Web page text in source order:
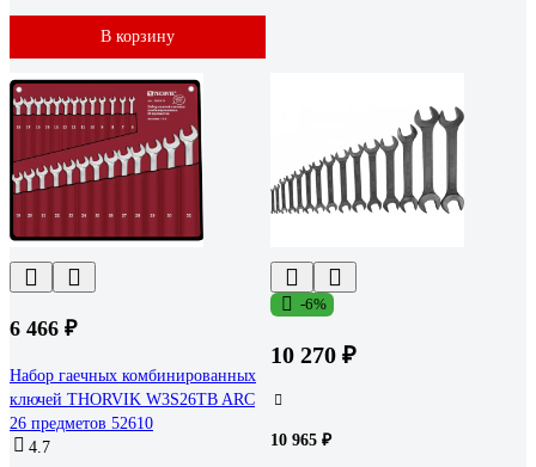
В корзину
6 466 ₽
Набор гаечных комбинированных
ключей THORVIK W3S26TB ARC
26 предметов 52610
4.7
-6%
10 270 ₽
10 965 ₽